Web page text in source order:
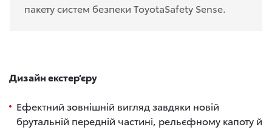
пакету систем безпеки ToyotaSafety Sense.
Дизайн екстер’єру
Ефектний зовнішній вигляд завдяки новій
брутальній передній частині, рельєфному капоту й